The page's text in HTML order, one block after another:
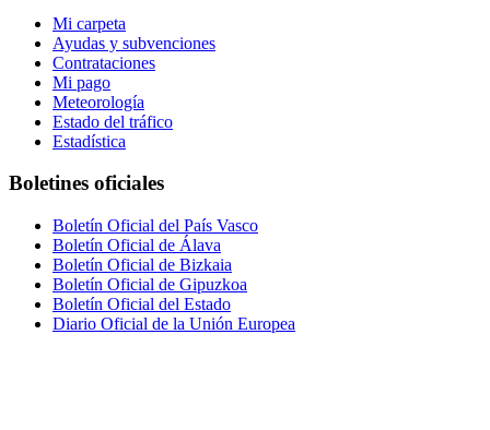
Mi carpeta
Ayudas y subvenciones
Contrataciones
Mi pago
Meteorología
Estado del tráfico
Estadística
Boletines oficiales
Boletín Oficial del País Vasco
Boletín Oficial de Álava
Boletín Oficial de Bizkaia
Boletín Oficial de Gipuzkoa
Boletín Oficial del Estado
Diario Oficial de la Unión Europea